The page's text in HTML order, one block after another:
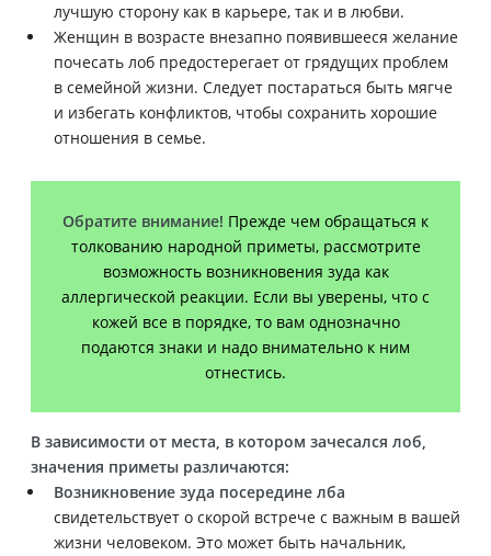
лучшую сторону как в карьере, так и в любви.
Женщин в возрасте внезапно появившееся желание
почесать лоб предостерегает от грядущих проблем
в семейной жизни. Следует постараться быть мягче
и избегать конфликтов, чтобы сохранить хорошие
отношения в семье.
Обратите внимание! Прежде чем обращаться к
толкованию народной приметы, рассмотрите
возможность возникновения зуда как
аллергической реакции. Если вы уверены, что с
кожей все в порядке, то вам однозначно
подаются знаки и надо внимательно к ним
отнестись.
В зависимости от места, в котором зачесался лоб,
значения приметы различаются:
Возникновение зуда посередине лба
свидетельствует о скорой встрече с важным в вашей
жизни человеком. Это может быть начальник,